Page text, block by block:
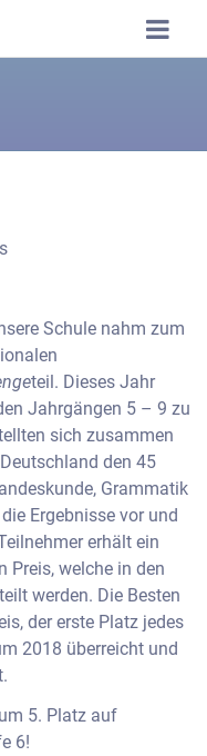
Schule nahm zum
teil. Dieses Jahr
Jahrgängen 5 – 9 zu
sich zusammen
den 45
Grammatik
Ergebnisse vor und
erhält ein
Preis, welche in den
werden. Die Besten
der erste Platz jedes
2018 überreicht und
5. Platz auf
6!